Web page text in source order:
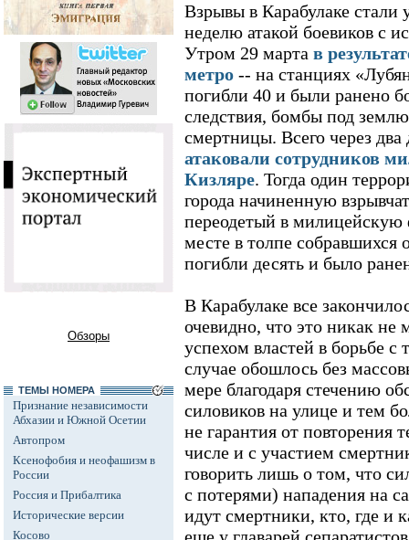
Обзоры
ТЕМЫ НОМЕРА
Признание независимости
Абхазии и Южной Осетии
Автопром
Ксенофобия и неофашизм в
России
Россия и Прибалтика
Исторические версии
Косово
Взрывы в Карабулаке
неделю атакой боевиков с
Утром 29 марта в
метро -- на станциях
погибли 40 и были ранено
следствия, бомбы под
смертницы. Всего через
атаковали сотрудников
Кизляре. Тогда один
города начиненную
переодетый в милицейскую
месте в толпе собравшихся
погибли десять и было
В Карабулаке все
очевидно, что это никак не
успехом властей в борьбе
случае обошлось без
мере благодаря стечению
силовиков на улице и тем
не гарантия от повторения
числе и с участием
говорить лишь о том, что
с потерями) нападения на
идут смертники, кто, где и